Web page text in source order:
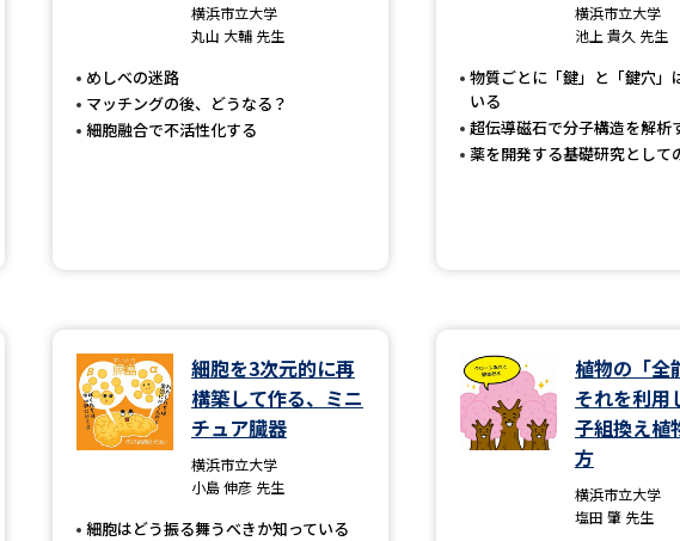
大学入学共通テスト「受験案内」の請求
幼稚園教員資格認定試験
高等学校（情報）教員資格認定試験
新増設大学・学部・学科特集
国際・
データサイエンス特集
奨学金・特待
新学年スタート号特集ページ（高2生用）
横浜市立大学
丸山 大輔 先生
めしべの迷路
マッチングの後、どうなる？
細胞融合で不活性化する
横浜市立大学
池上 貴久 先生
物質ごとに「鍵」と「鍵穴」
いる
超伝導磁石で分子構造を解析
薬を開発する基礎研究として
細胞を3次元的に再
構築して作る、ミニ
チュア臓器
横浜市立大学
小島 伸彦 先生
細胞はどう振る舞うべきか知っている
植物の「全
それを利用
子組換え植
方
横浜市立大学
塩田 肇 先生